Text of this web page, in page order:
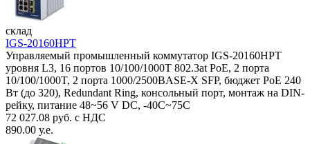
склад
IGS-20160HPT
Управляемый промышленный коммутатор IGS-20160HPT
уровня L3, 16 портов 10/100/1000T 802.3at PoE, 2 порта
10/100/1000T, 2 порта 1000/2500BASE-X SFP, бюджет PoE 240
Вт (до 320), Redundant Ring, консольный порт, монтаж на DIN-
рейку, питание 48~56 V DC, -40С~75C
72 027.08 руб. с НДС
890.00 у.е.